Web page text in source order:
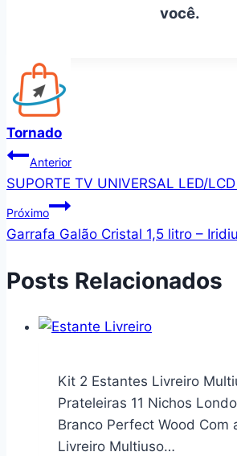
você.
Tornado
Navegação
de
Post
Anterior
SUPORTE TV UNIVERSAL LED/
Próximo
Garrafa Galão Cristal 1,5 litro –
Posts Relacionados
Kit 2 Estantes Livreiro
Prateleiras 11 Nichos
Branco Perfect Wood Com
Livreiro Multiuso…